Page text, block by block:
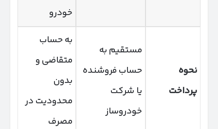
خودرو
نحوه
پرداخت
مستقیم به
حساب فروشنده
یا شرکت
خودروساز
به حساب
متقاضی و
بدون
محدودیت در
مصرف